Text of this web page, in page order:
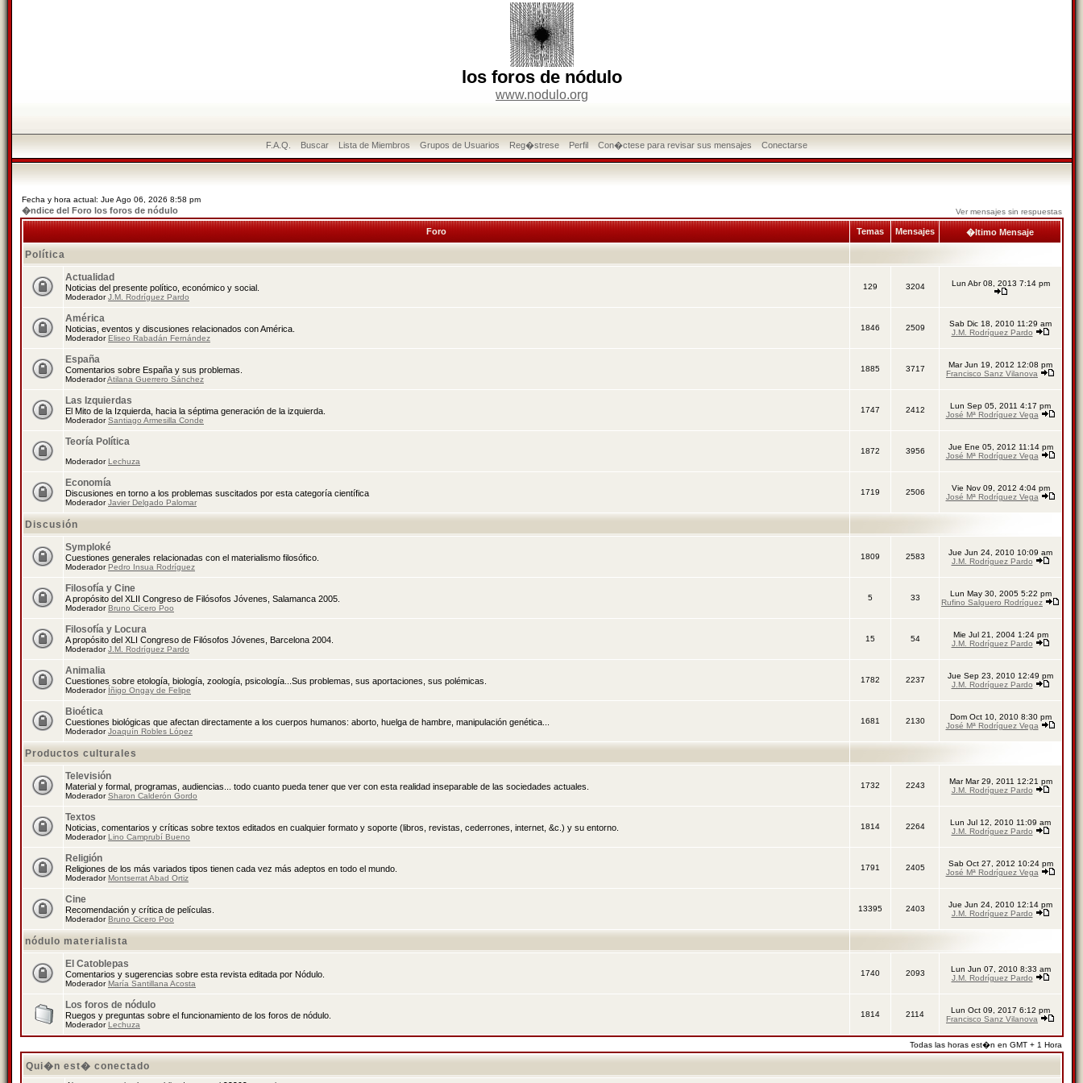
los foros de nódulo
www.nodulo.org
F.A.Q. Buscar Lista de Miembros Grupos de Usuarios Reg�strese Perfil Con�ctese para revisar sus mensajes Conectarse
Fecha y hora actual: Jue Ago 06, 2026 8:58 pm
�ndice del Foro los foros de nódulo Ver mensajes sin respuestas
Foro Temas Mensajes �ltimo Mensaje
Política
Actualidad
Noticias del presente político, económico y social.
ModeradorJ.M. Rodríguez Pardo
129 3204 Lun Abr 08, 2013 7:14 pm
América
Noticias, eventos y discusiones relacionados con América.
ModeradorEliseo Rabadán Fernández
1846 2509
Sab Dic 18, 2010 11:29 am
J.M. Rodríguez Pardo
España
Comentarios sobre España y sus problemas.
ModeradorAtilana Guerrero Sánchez
1885 3717
Mar Jun 19, 2012 12:08 pm
Francisco Sanz Vilanova
Las Izquierdas
El Mito de la Izquierda, hacia la séptima generación de la izquierda.
ModeradorSantiago Armesilla Conde
1747 2412
Lun Sep 05, 2011 4:17 pm
José Mª Rodríguez Vega
Teoría Política
ModeradorLechuza
1872 3956
Jue Ene 05, 2012 11:14 pm
José Mª Rodríguez Vega
Economía
Discusiones en torno a los problemas suscitados por esta categoría científica
ModeradorJavier Delgado Palomar
1719 2506
Vie Nov 09, 2012 4:04 pm
José Mª Rodríguez Vega
Discusión
Symploké
Cuestiones generales relacionadas con el materialismo filosófico.
ModeradorPedro Insua Rodríguez
1809 2583
Jue Jun 24, 2010 10:09 am
J.M. Rodríguez Pardo
Filosofía y Cine
A propósito del XLII Congreso de Filósofos Jóvenes, Salamanca 2005.
ModeradorBruno Cicero Poo
5 33
Lun May 30, 2005 5:22 pm
Rufino Salguero Rodríguez
Filosofía y Locura
A propósito del XLI Congreso de Filósofos Jóvenes, Barcelona 2004.
ModeradorJ.M. Rodríguez Pardo
15 54
Mie Jul 21, 2004 1:24 pm
J.M. Rodríguez Pardo
Animalia
Cuestiones sobre etología, biología, zoología, psicología...Sus problemas, sus aportaciones, sus polémicas.
Moderador Íñigo Ongay de Felipe
1782 2237
Jue Sep 23, 2010 12:49 pm
J.M. Rodríguez Pardo
Bioética
Cuestiones biológicas que afectan directamente a los cuerpos humanos: aborto, huelga de hambre, manipulación genética...
ModeradorJoaquín Robles López
1681 2130
Dom Oct 10, 2010 8:30 pm
José Mª Rodríguez Vega
Productos culturales
Televisión
Material y formal, programas, audiencias... todo cuanto pueda tener que ver con esta realidad inseparable de las sociedades actuales.
ModeradorSharon Calderón Gordo
1732 2243
Mar Mar 29, 2011 12:21 pm
J.M. Rodríguez Pardo
Textos
Noticias, comentarios y críticas sobre textos editados en cualquier formato y soporte (libros, revistas, cederrones, internet, &c.) y su entorno.
ModeradorLino Camprubí Bueno
1814 2264
Lun Jul 12, 2010 11:09 am
J.M. Rodríguez Pardo
Religión
Religiones de los más variados tipos tienen cada vez más adeptos en todo el mundo.
ModeradorMontserrat Abad Ortiz
1791 2405
Sab Oct 27, 2012 10:24 pm
José Mª Rodríguez Vega
Cine
Recomendación y crítica de películas.
ModeradorBruno Cicero Poo
13395 2403
Jue Jun 24, 2010 12:14 pm
J.M. Rodríguez Pardo
nódulo materialista
El Catoblepas
Comentarios y sugerencias sobre esta revista editada por Nódulo.
ModeradorMaría Santillana Acosta
1740 2093
Lun Jun 07, 2010 8:33 am
J.M. Rodríguez Pardo
Los foros de nódulo
Ruegos y preguntas sobre el funcionamiento de los foros de nódulo.
ModeradorLechuza
1814 2114
Lun Oct 09, 2017 6:12 pm
Francisco Sanz Vilanova
Todas las horas est�n en GMT + 1 Hora
Qui�n est� conectado